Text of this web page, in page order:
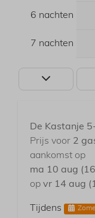
6 nachten
7 nachten
De Kastanje
Prijs voor 2
aankomst op
ma 10 aug
op vr 14 aug
Tijdens